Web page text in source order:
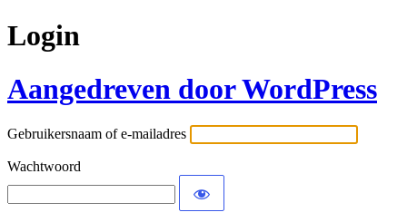
Login
Aangedreven door WordPress
Gebruikersnaam of e-mailadres
Wachtwoord